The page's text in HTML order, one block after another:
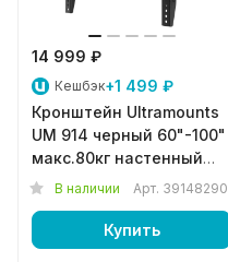
14 999 ₽
Кешбэк+1 499 ₽
Кронштейн Ultramounts
UM 914 черный 60"-100"
макс.80кг настенный
поворотно-выдвижной
В наличии Арт. 39148290
Купить